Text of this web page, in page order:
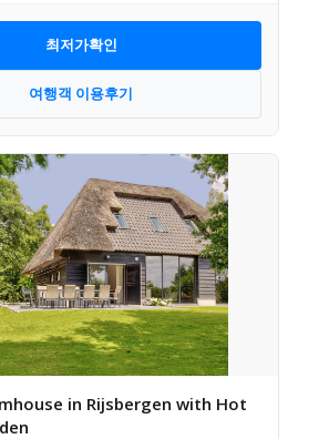
최저가확인
여행객 이용후기
in Rijsbergen with Hot